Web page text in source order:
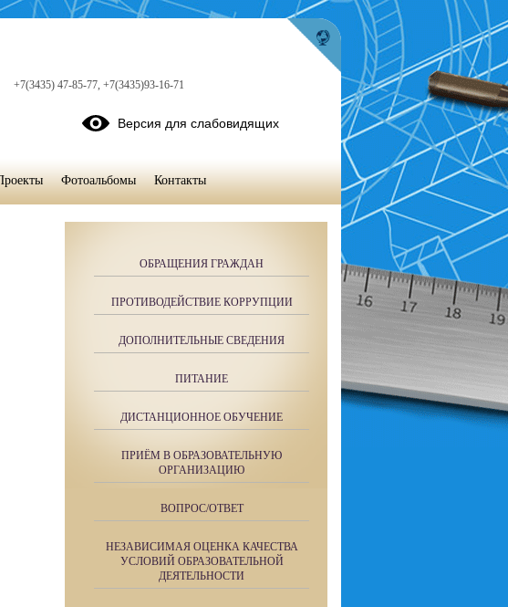
ОБРАЩЕНИЯ ГРАЖДАН
ПРОТИВОДЕЙСТВИЕ КОРРУПЦИИ
ДОПОЛНИТЕЛЬНЫЕ СВЕДЕНИЯ
ПИТАНИЕ
ДИСТАНЦИОННОЕ ОБУЧЕНИЕ
ПРИЁМ В ОБРАЗОВАТЕЛЬНУЮ
ОРГАНИЗАЦИЮ
ВОПРОС/ОТВЕТ
НЕЗАВИСИМАЯ ОЦЕНКА КАЧЕСТВА
УСЛОВИЙ ОБРАЗОВАТЕЛЬНОЙ
ДЕЯТЕЛЬНОСТИ
+7(3435) 47-85-77, +7(3435)93-16-71
Версия для слабовидящих
Фотоальбомы Контакты